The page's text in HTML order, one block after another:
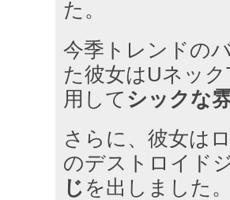
た。
今季トレンドの
た彼女はUネッ
用して シックな
さらに、彼女は
のデストロイド
じ を出しました。